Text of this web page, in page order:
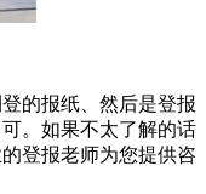
的报纸、然后是登报
。如果不太了解的话
登报老师为您提供咨